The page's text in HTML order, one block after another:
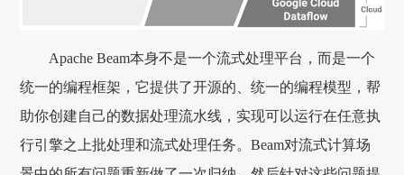
Apache Beam本身不是一个流式处理平台，而是一个
统一的编程框架，它提供了开源的、统一的编程模型，帮
助你创建自己的数据处理流水线，实现可以运行在任意执
行引擎之上批处理和流式处理任务。Beam对流式计算场